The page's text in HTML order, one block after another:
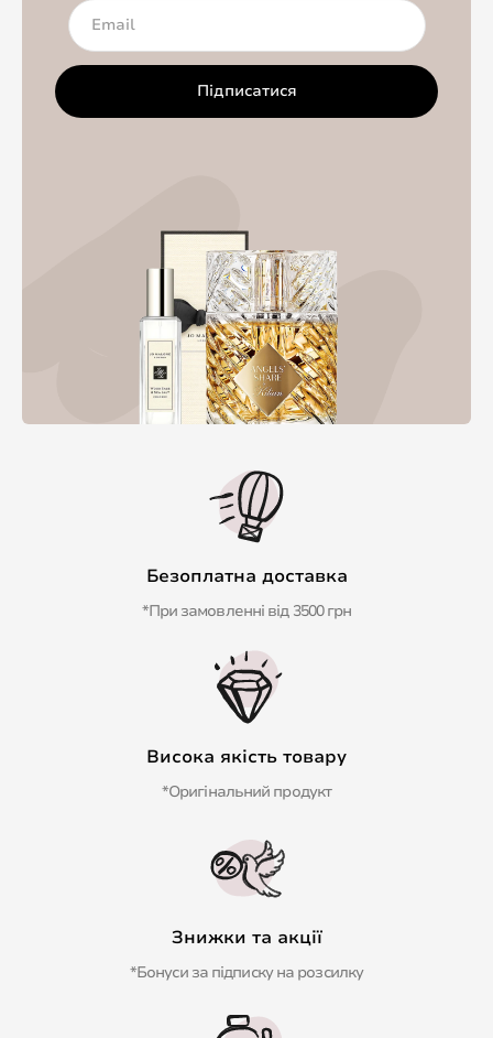
Підписатися
Безоплатна доставка
*При замовленні від 3500 грн
Висока якість товару
*Оригінальний продукт
Знижки та акції
*Бонуси за підписку на розсилку